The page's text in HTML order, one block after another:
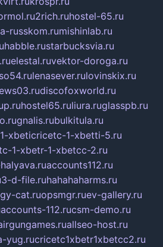
2rich.ruhostel-65.ru
russkom.rumishinlab.ru
habble.rustarbucksvia.ru
elestal.ruvektor-doroga.ru
lenasever.rulovinskix.ru
discofoxworld.ru
hostel65.ruliura.ruglasspb.ru
gnalis.rubulkitula.ru
1-xbeticricetc-1-xbetti-5.ru
1-xbetr-1-xbetcc-2.ru
accounts112.ru
3-d-file.ruhahahaharms.ru
cat.ruopsmgr.ruev-gallery.ru
accounts-112.rucsm-demo.ru
allseo-host.ru
yug.rucricetc1xbetr1xbetcc2.ru